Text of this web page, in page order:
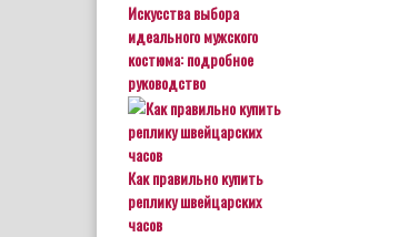
Искусства выбора
идеального мужского
костюма: подробное
руководство
Как правильно купить
реплику швейцарских
часов